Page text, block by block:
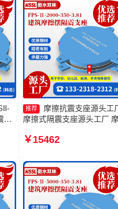
支
推荐
摩擦抗震支座源头工
摩擦式隔震支座源头工厂
3.48厂家 建筑摩擦摆减隔
￥15462